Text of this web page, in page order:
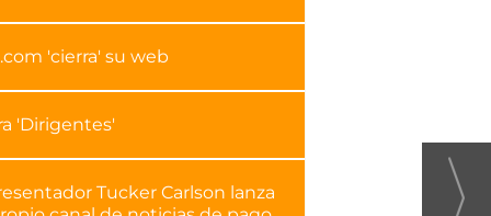
'cierra' su web
'Dirigentes'
Tucker Carlson lanza